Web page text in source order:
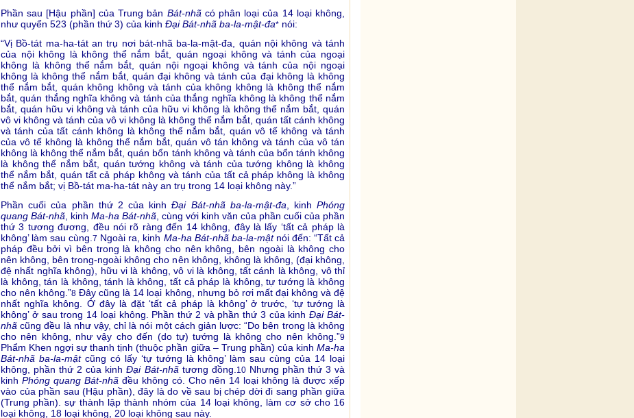
Phần sau [Hậu phần] của Trung bản Bát-nhã có phân loại của 14 loại không,
như quyển 523 (phần thứ 3) của kinh Đại Bát-nhã ba-la-mật-đa* nói:
“Vị Bồ-tát ma-ha-tát an trụ nơi bát-nhã ba-la-mật-đa, quán nội không và tánh
của nội không là không thể nắm bắt, quán ngoại không và tánh của ngoại
không là không thể nắm bắt, quán nội ngoại không và tánh của nội ngoại
không là không thể nắm bắt, quán đại không và tánh của đại không là không
thể nắm bắt, quán không không và tánh của không không là không thể nắm
bắt, quán thắng nghĩa không và tánh của thắng nghĩa không là không thể nắm
bắt, quán hữu vi không và tánh của hữu vi không là không thể nắm bắt, quán
vô vi không và tánh của vô vi không là không thể nắm bắt, quán tất cánh không
và tánh của tất cánh không là không thể nắm bắt, quán vô tế không và tánh
của vô tế không là không thể nắm bắt, quán vô tán không và tánh của vô tán
không là không thể nắm bắt, quán bổn tánh không và tánh của bổn tánh không
là không thể nắm bắt, quán tướng không và tánh của tướng không là không
thể nắm bắt, quán tất cả pháp không và tánh của tất cả pháp không là không
thể nắm bắt; vị Bồ-tát ma-ha-tát này an trụ trong 14 loại không này.”
Phần cuối của phần thứ 2 của kinhĐại Bát-nhã ba-la-mật-đa , kinhPhóng
quang Bát-nhã , kinh Ma-ha Bát-nhã , cùng với kinh văn của phần cuối của phần
thứ 3 tương đương, đều nói rõ ràng đến 14 không, đây là lấy ‘tất cả pháp là
không’ làm sau cùng.7 Ngoài ra, kinh Ma-ha Bát-nhã ba-la-mậtnói đến: “Tất cả
pháp đều bởi vì bên trong là không cho nên không, bên ngoài là không cho
nên không, bên trong-ngoài không cho nên không, không là không, (đại không,
đệ nhất nghĩa không), hữu vi là không, vô vi là không, tất cánh là không, vô thỉ
là không, tán là không, tánh là không, tất cả pháp là không, tự tướng là không
cho nên không.”8 Đây cũng là 14 loại không, nhưng bỏ rơi mất đại không và đệ
nhất nghĩa không. Ở đây là đặt ‘tất cả pháp là không’ ở trước, ‘tự tướng là
không’ ở sau trong 14 loại không. Phần thứ 2 và phần thứ 3 của kinhĐại Bát-
nhã cũng đều là như vậy, chỉ là nói một cách giản lược: “Do bên trong là không
cho nên không, như vậy cho đến (do tự) tướng là không cho nên không.”9
Phẩm Khen ngợi sự thanh tịnh (thuộc phần giữa – Trung phần) của kinh Ma-ha
Bát-nhã ba-la-mậtcũng có lấy ‘tự tướng là không’ làm sau cùng của 14 loại
không, phần thứ 2 của kinhĐại Bát-nhãtương đồng. 10Nhưng phần thứ 3 và
kinh Phóng quang Bát-nhãđều không có. Cho nên 14 loại không là được xếp
vào của phần sau (Hậu phần), đây là do về sau bị chép dời đi sang phần giữa
(Trung phần). sự thành lập thành nhóm của 14 loại không, làm cơ sở cho 16
loại không, 18 loại không, 20 loại không sau này.